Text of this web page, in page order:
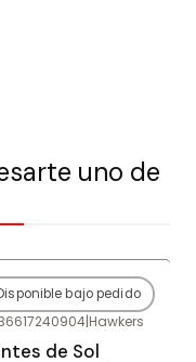
uno de
-80%OFF
Agotado
bajo pedido
|Hawkers
de Sol